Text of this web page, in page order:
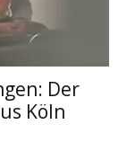
Der
Köln